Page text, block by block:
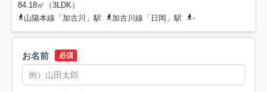
84.18㎡（3LDK）
山陽本線「加古川」駅
加古川線「日岡」駅 -
お名前 必須